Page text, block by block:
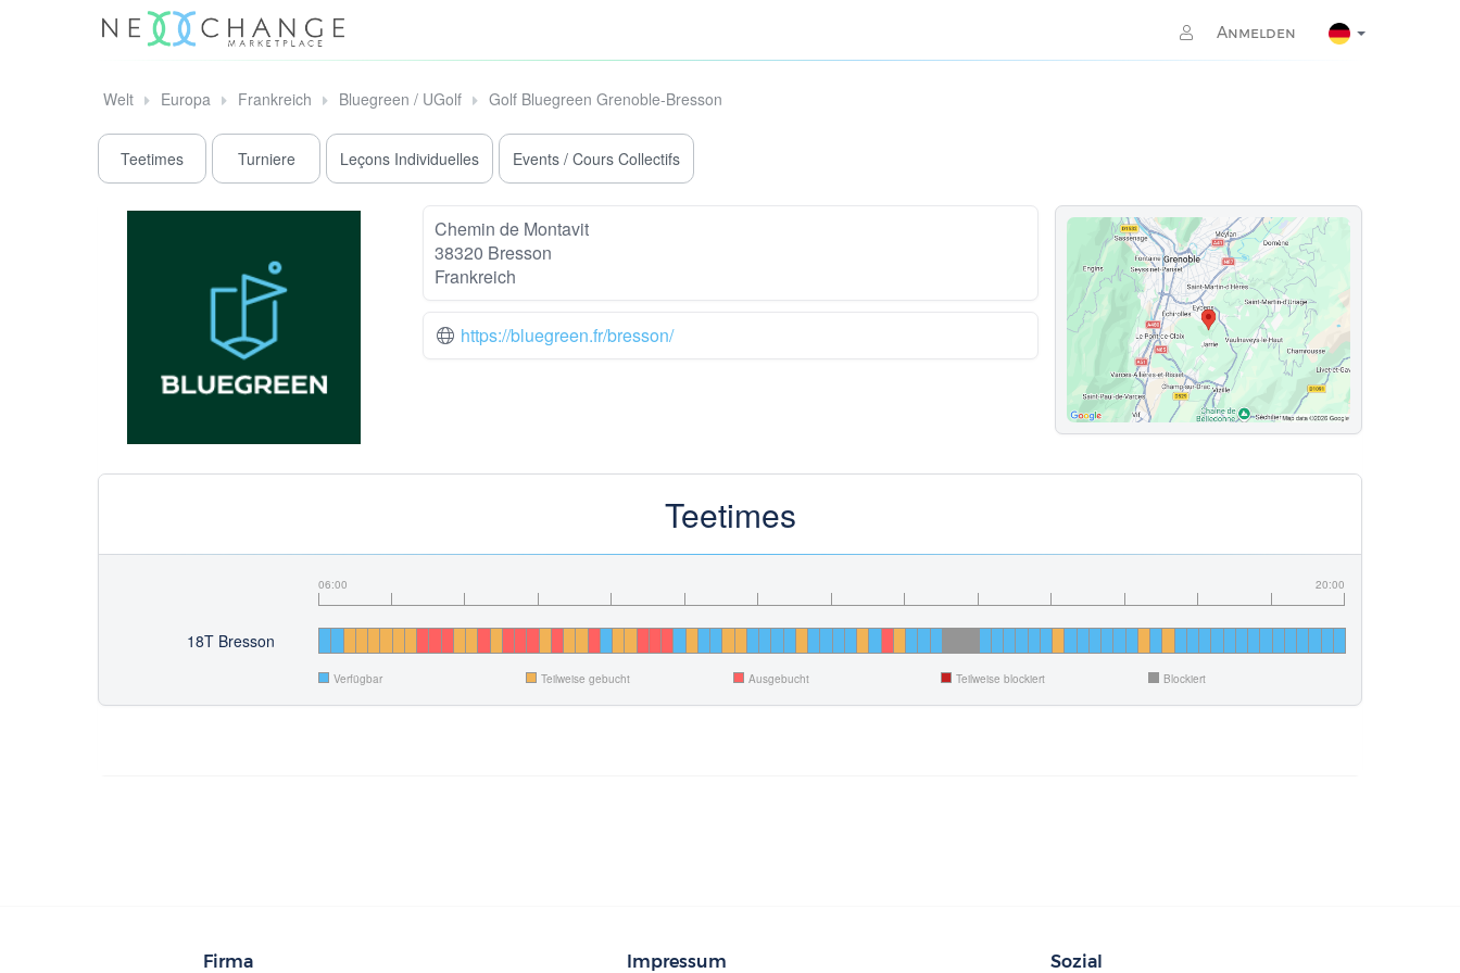
Anmelden
Welt Europa Frankreich Bluegreen / UGolf Golf Bluegreen Grenoble-Bresson
Teetimes Turniere Leçons Individuelles Events / Cours Collectifs
Chemin de Montavit
38320 Bresson
Frankreich
https://bluegreen.fr/bresson/
Teetimes
06:00 20:00
18T Bresson
Verfügbar Teilweise gebucht Ausgebucht Teilweise blockiert Blockiert
Firma Impressum Sozial